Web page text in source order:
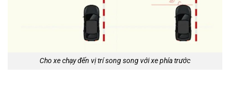
Cho xe chạy đến vị trí song song với xe phía trước